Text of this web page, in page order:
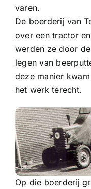
varen.
De boerderij van
over een tractor
werden ze door
legen van
deze manier
het werk terecht.
Op die boerderij